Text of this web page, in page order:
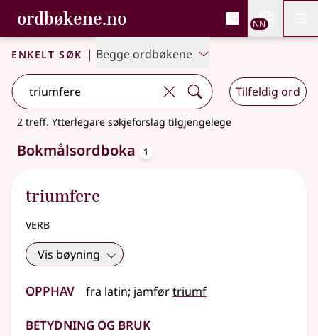
Gå til hovudinnhald
Tilgjenge
ordbøkene.no, Bokmålsordboka og
Bokmålsordboka og Nynorskordboka
NN
Enkelt søk | Begge ordbøkene
Tilfeldig ord
2 treff. Ytterlegare søkjeforslag tilgjengelege
Bokmålsordboka 1
triumfere
verb
Vis bøyning
Opphav fra latin; jamførtriumf
Betydning og bruk